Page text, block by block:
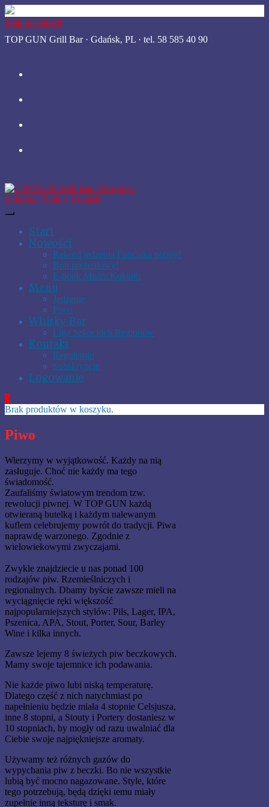
Skip to content
TOP GUN Grill Bar · Gdańsk, PL · tel. 58 585 40 90
Start
Nowości
Rekord jedzenia Funciaka pobity!
Bon prezentowy!
E-book Mistrz Koktajli
Menu
Jedzenie
Piwo
Whisky Bar
Liga Szkockich Regionów
Kontakt
Regulamin
Subskrypcje
Logowanie
0
Brak produktów w koszyku.
Piwo
Wierzymy w wyjątkowość. Każdy na nią
zasługuje. Choć nie każdy ma tego
świadomość.
Zaufaliśmy światowym trendom tzw.
rewolucji piwnej. W TOP GUN każdą
otwieraną butelką i każdym nalewanym
kuflem celebrujemy powrót do tradycji. Piwa
naprawdę warzonego. Zgodnie z
wielowiekowymi zwyczajami.
Zwykle znajdziecie u nas ponad 100
rodzajów piw. Rzemieślniczych i
regionalnych. Dbamy byście zawsze mieli na
wyciągnięcie ręki większość
najpopularniejszych stylów: Pils, Lager, IPA,
Pszenica, APA, Stout, Porter, Sour, Barley
Wine i kilka innych.
Zawsze lejemy 8 świeżych piw beczkowych.
Mamy swoje tajemnice ich podawania.
Nie każde piwo lubi niską temperaturę.
Dlatego część z nich natychmiast po
napełnieniu będzie miała 4 stopnie Celsjusza,
inne 8 stopni, a Stouty i Portery dostaniesz w
10 stopniach, by mogły od razu uwalniać dla
Ciebie swoje najpiękniejsze aromaty.
Używamy też różnych gazów do
wypychania piw z beczki. Bo nie wszystkie
lubią być mocno nagazowane. Style, które
tego potrzebują, będą dzięki temu miały
zupełnie inną teksturę i smak.